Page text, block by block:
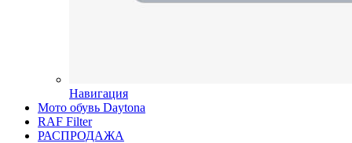
Навигация
Мото обувь Daytona
RAF Filter
РАСПРОДАЖА